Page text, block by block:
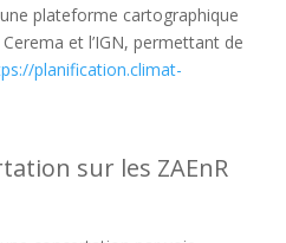
plateforme cartographique
et l’IGN, permettant de
planification.climat-
sur les ZAEnR